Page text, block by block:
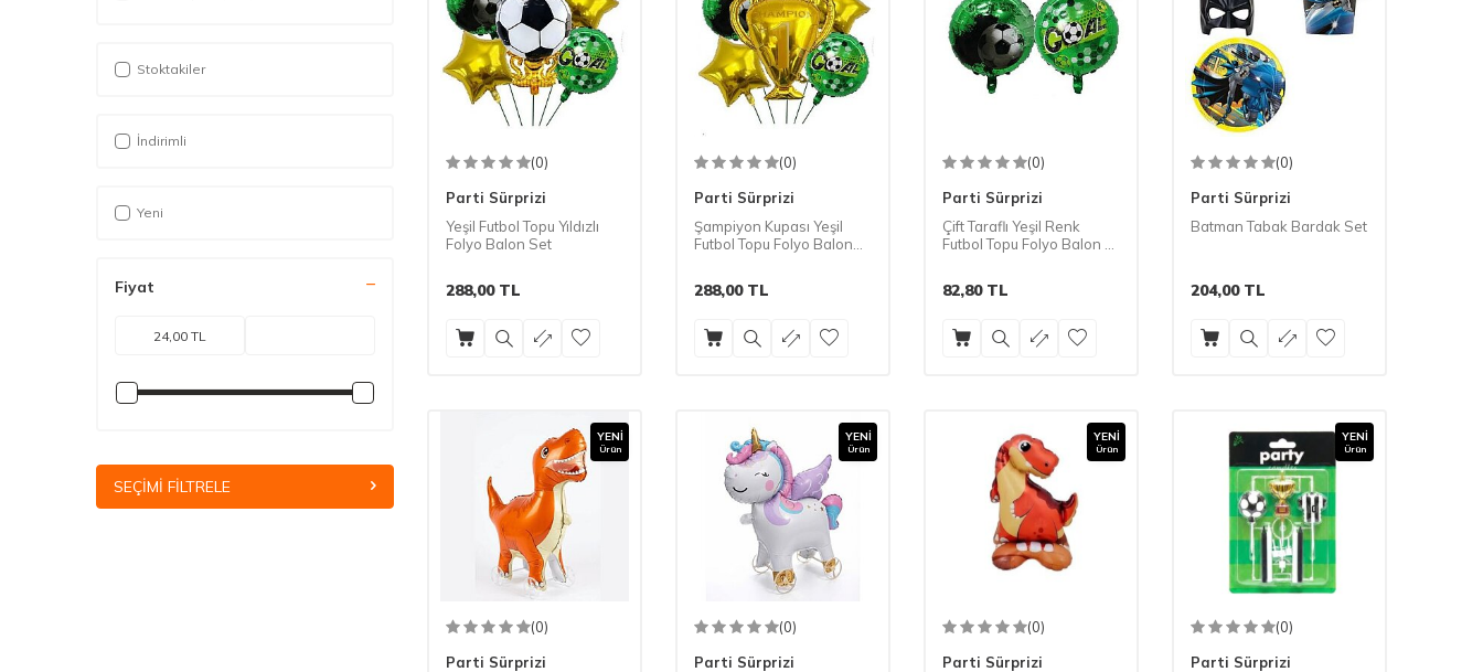
Stoktakiler
İndirimli
Yeni
Fiyat
SEÇIMI FILTRELE
(0)
Parti Sürprizi
Yeşil Futbol Topu Yıldızlı
Folyo Balon Set
288,00TL
(0)
Parti Sürprizi
Şampiyon Kupası Yeşil
Futbol Topu Folyo Balon
288,00TL
(0)
Parti Sürprizi
Çift Taraflı Yeşil Renk
Futbol Topu Folyo Balon 1
82,80TL
(0)
Parti Sürprizi
Batman Tabak Bardak Set
204,00TL
YENI
Ürün
(0)
Parti Sürprizi
YENI
Ürün
(0)
Parti Sürprizi
YENI
Ürün
(0)
Parti Sürprizi
YENI
Ürün
(0)
Parti Sürprizi